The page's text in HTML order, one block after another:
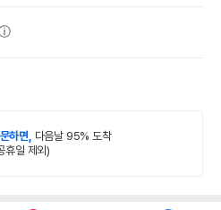
하면, 다음날 95% 도착
휴일 제외)